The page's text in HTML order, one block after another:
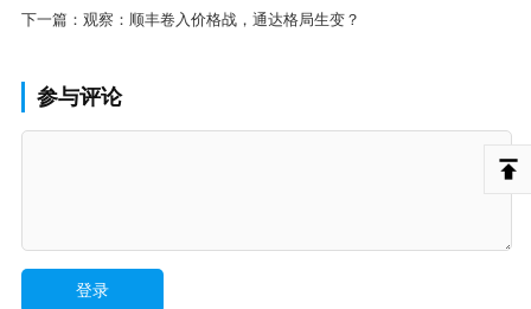
下一篇： 观察：顺丰卷入价格战，通达格局生变？
参与评论